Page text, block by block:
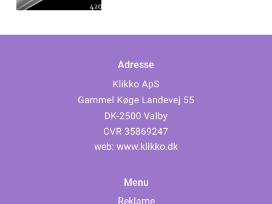
Adresse
web: www.klikko.dk
Menu
Reklame